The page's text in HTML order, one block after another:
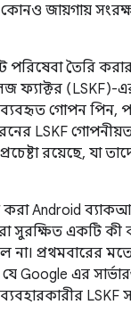
জায়গায়
পরিষেবা তৈরি
ফ্যাক্টর (LSKF)-
গোপন পিন,
LSKF
রয়েছে, যা
করা Android
সুরক্ষিত একটি কী
প্রথমবারের মতো,
Google এর
LSKF